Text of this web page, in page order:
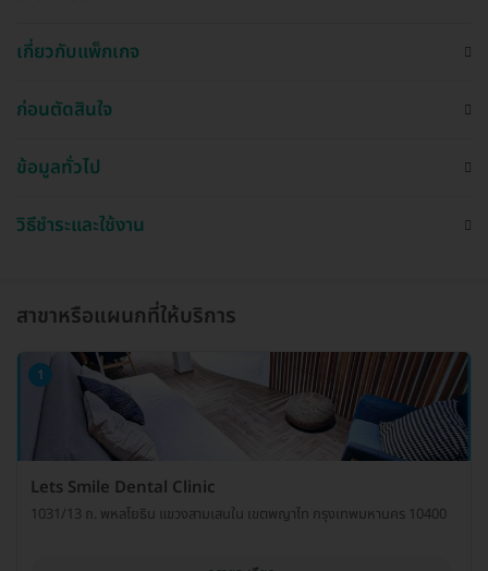
เกี่ยวกับแพ็กเกจ
ก่อนตัดสินใจ
ข้อมูลทั่วไป
วิธีชำระและใช้งาน
สาขาหรือแผนกที่ให้บริการ
1
Lets Smile Dental Clinic
1031/13 ถ. พหลโยธิน แขวงสามเสนใน เขตพญาไท กรุงเทพมหานคร 10400